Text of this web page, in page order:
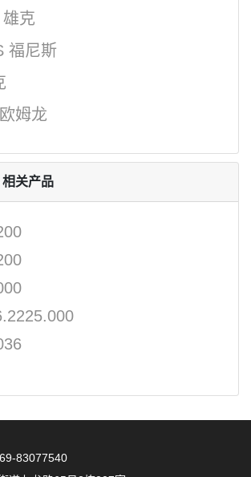
克
福尼斯
姆龙
关产品
83077540